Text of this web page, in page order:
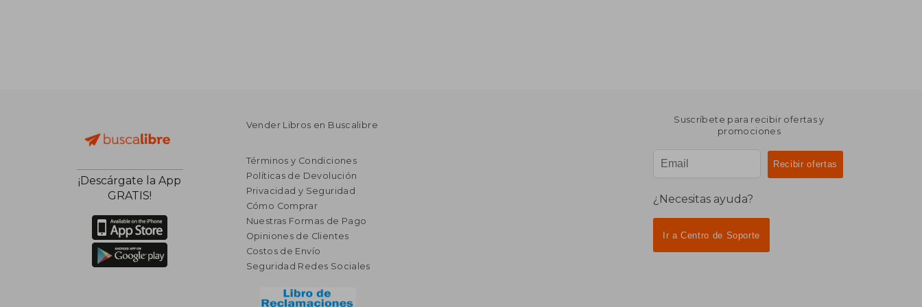
¡Descárgate la App
GRATIS!
Vender Libros en Buscalibre
Términos y Condiciones
Políticas de Devolución
Privacidad y Seguridad
Cómo Comprar
Nuestras Formas de Pago
Opiniones de Clientes
Costos de Envío
Seguridad Redes Sociales
Suscríbete para recibir ofertas y
promociones
¿Necesitas ayuda?
Ir a Centro de Soporte